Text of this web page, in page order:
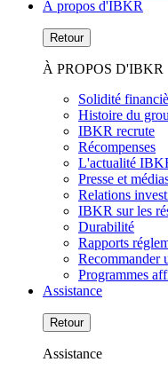
À propos d'IBKR
Retour
À PROPOS D'IBKR
Solidité
Histoire du
IBKR recrute
Récompenses
L'actualité
Presse et
Relations
IBKR sur les
Durabilité
Rapports
Recommander
Programmes
Assistance
Retour
Assistance